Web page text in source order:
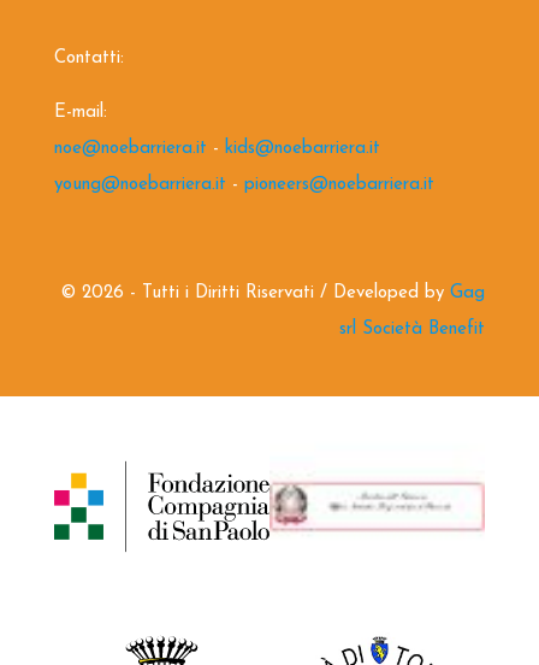
Contatti:
E-mail:
noe@noebarriera.it - kids@noebarriera.it
young@noebarriera.it - pioneers@noebarriera.it
© 2026 - Tutti i Diritti Riservati / Developed by Gag
srl Società Benefit